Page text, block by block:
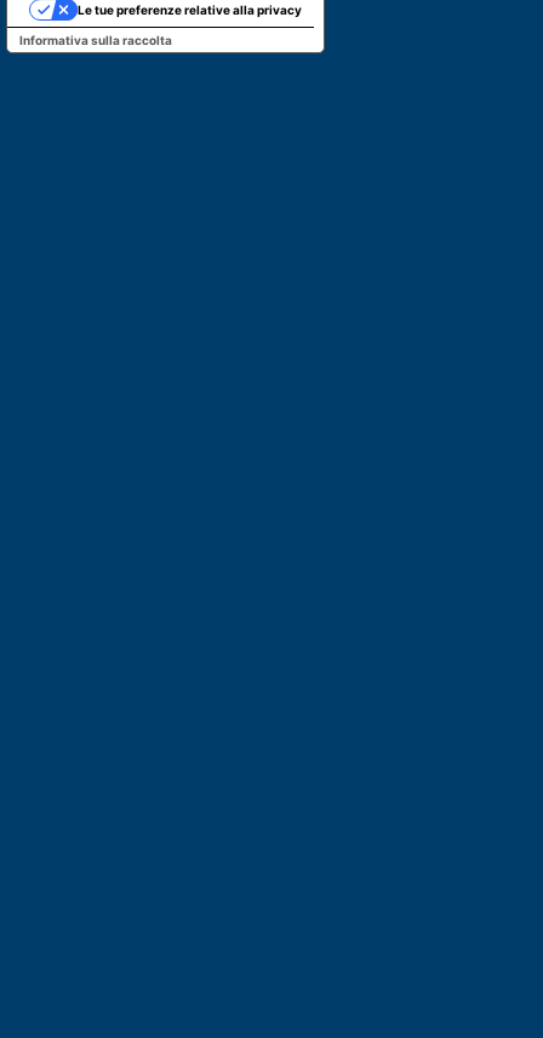
Informativa sulla raccolta
Le tue preferenze relative alla privacy